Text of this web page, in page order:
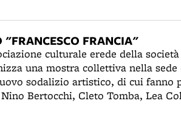
del lavoro presso la Manifattura
"FRANCESCO FRANCIA"
culturale erede della
una mostra collettiva nella
sodalizio artistico, di cui
Bertocchi, Cleto Tomba, Lea
esponenti della locale corrente